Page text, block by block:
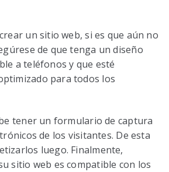
un sitio web, si es que aún no
de que tenga un diseño
a teléfonos y que esté
para todos los
tener un formulario de captura
de los visitantes. De esta
luego. Finalmente,
sitio web es compatible con los